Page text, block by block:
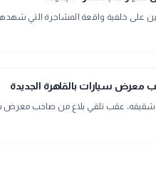
على خلفية واقعة المشاجرة التي
معرض سيارات بالقاهرة الجديدة
وشقيقه، عقب تلقي بلاغ من صاحب معرض